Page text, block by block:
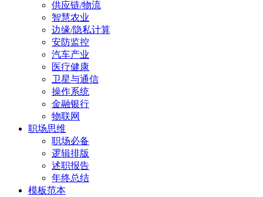
供应链/物流
智慧农业
边缘/隐私计算
安防监控
汽车产业
医疗健康
卫星与通信
操作系统
金融银行
物联网
职场思维
职场必备
逻辑排版
述职报告
年终总结
模板范本